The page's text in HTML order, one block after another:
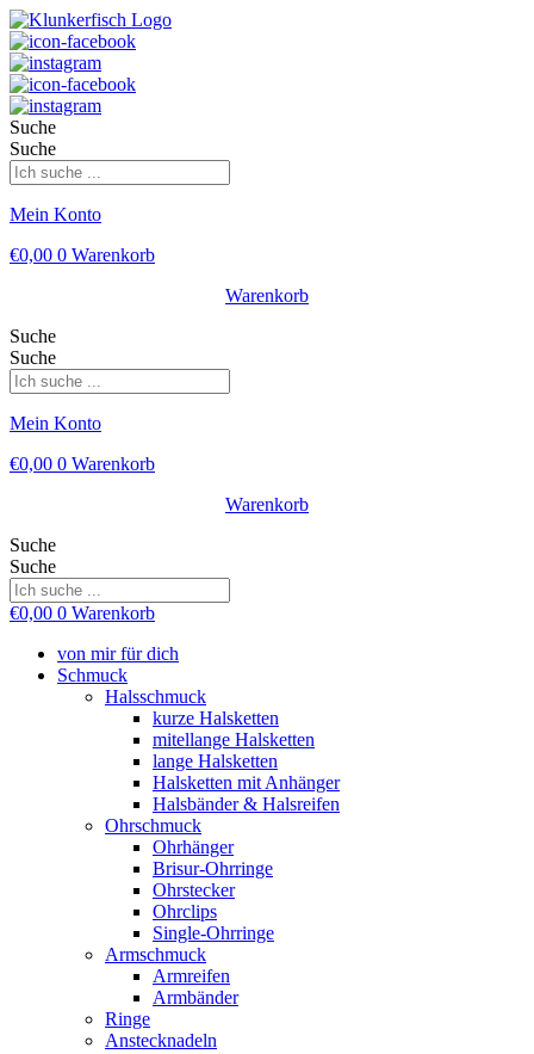
Suche
Suche
Mein Konto
€0,00 0 Warenkorb
Warenkorb
Suche
Suche
Mein Konto
€0,00 0 Warenkorb
Warenkorb
Suche
Suche
€0,00 0 Warenkorb
von mir für dich
Schmuck
Halsschmuck
kurze Halsketten
mitellange Halsketten
lange Halsketten
Halsketten mit Anhänger
Halsbänder & Halsreifen
Ohrschmuck
Ohrhänger
Brisur-Ohrringe
Ohrstecker
Ohrclips
Single-Ohrringe
Armschmuck
Armreifen
Armbänder
Ringe
Anstecknadeln